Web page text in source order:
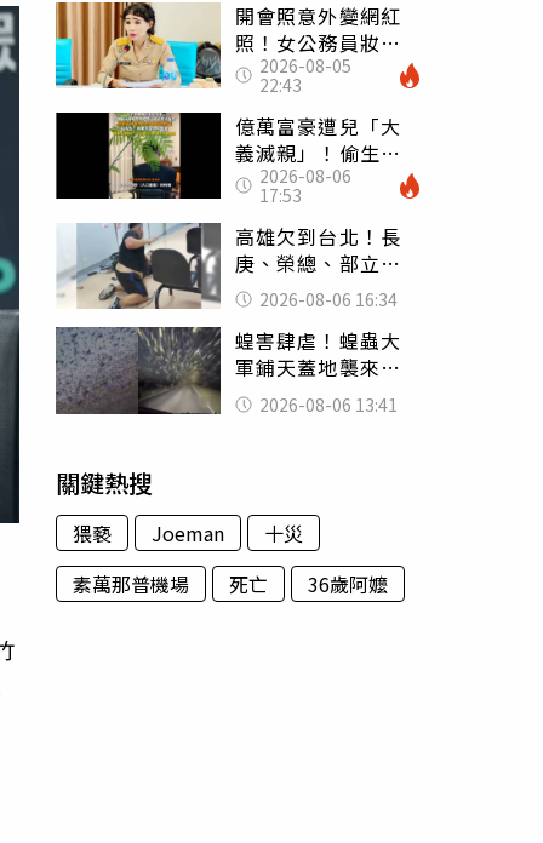
開會照意外變網紅
照！女公務員妝容
掀2千則留言 本人
怒嗆：化妝有錯嗎
2026-08-05
22:43
億萬富豪遭兒「大
義滅親」！偷生子
怕曝光 竟盜鄰居
身份辦假證落戶
2026-08-06
17:53
高雄欠到台北！長
庚、榮總、部立醫
院都受害 「醫療
暴力男」離譜紀錄
曝光
2026-08-06 16:34
蝗害肆虐！蝗蟲大
軍鋪天蓋地襲來宛
如末日 網驚：聖
經十災
2026-08-06 13:41
關鍵熱搜
猥褻 Joeman
十災
素萬那普機場
死亡 36歲阿嬤